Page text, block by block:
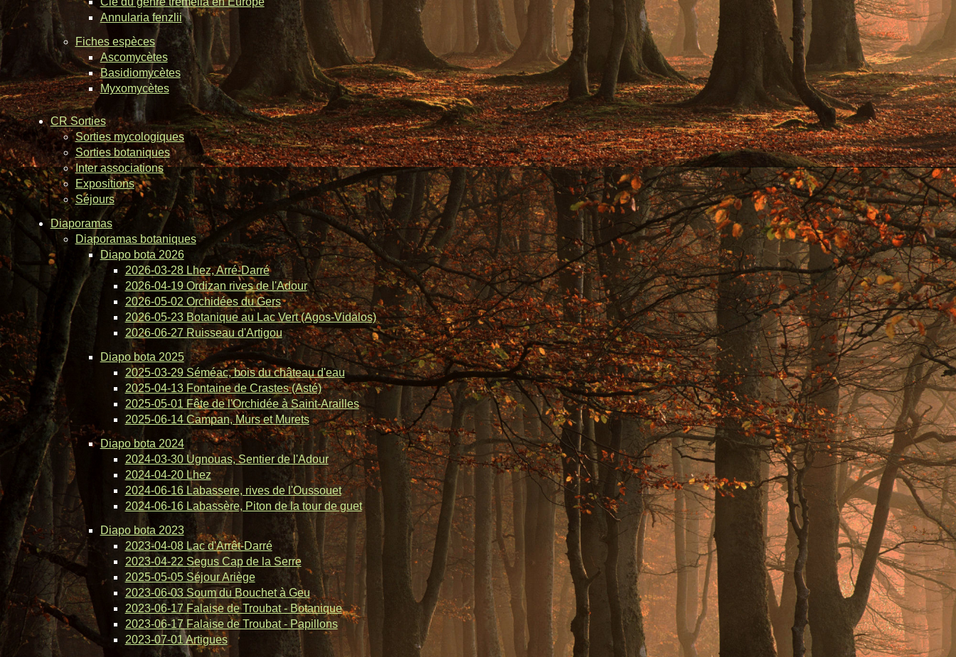
Annularia fenzlii
Fiches espèces
Ascomycètes
Basidiomycètes
Myxomycètes
CR Sorties
Sorties mycologiques
Sorties botaniques
Inter associations
Expositions
Séjours
Diaporamas
Diaporamas botaniques
Diapo bota 2026
2026-03-28 Lhez, Arré-Darré
2026-04-19 Ordizan rives de l'Adour
2026-05-02 Orchidées du Gers
2026-05-23 Botanique au Lac Vert (Agos-Vidalos)
2026-06-27 Ruisseau d'Artigou
Diapo bota 2025
2025-03-29 Séméac, bois du château d'eau
2025-04-13 Fontaine de Crastes (Asté)
2025-05-01 Fête de l'Orchidée à Saint-Arailles
2025-06-14 Campan, Murs et Murets
Diapo bota 2024
2024-03-30 Ugnouas, Sentier de l'Adour
2024-04-20 Lhez
2024-06-16 Labassere, rives de l'Oussouet
2024-06-16 Labassère, Piton de la tour de guet
Diapo bota 2023
2023-04-08 Lac d'Arrêt-Darré
2023-04-22 Segus Cap de la Serre
2025-05-05 Séjour Ariège
2023-06-03 Soum du Bouchet à Geu
2023-06-17 Falaise de Troubat - Botanique
2023-06-17 Falaise de Troubat - Papillons
2023-07-01 Artigues